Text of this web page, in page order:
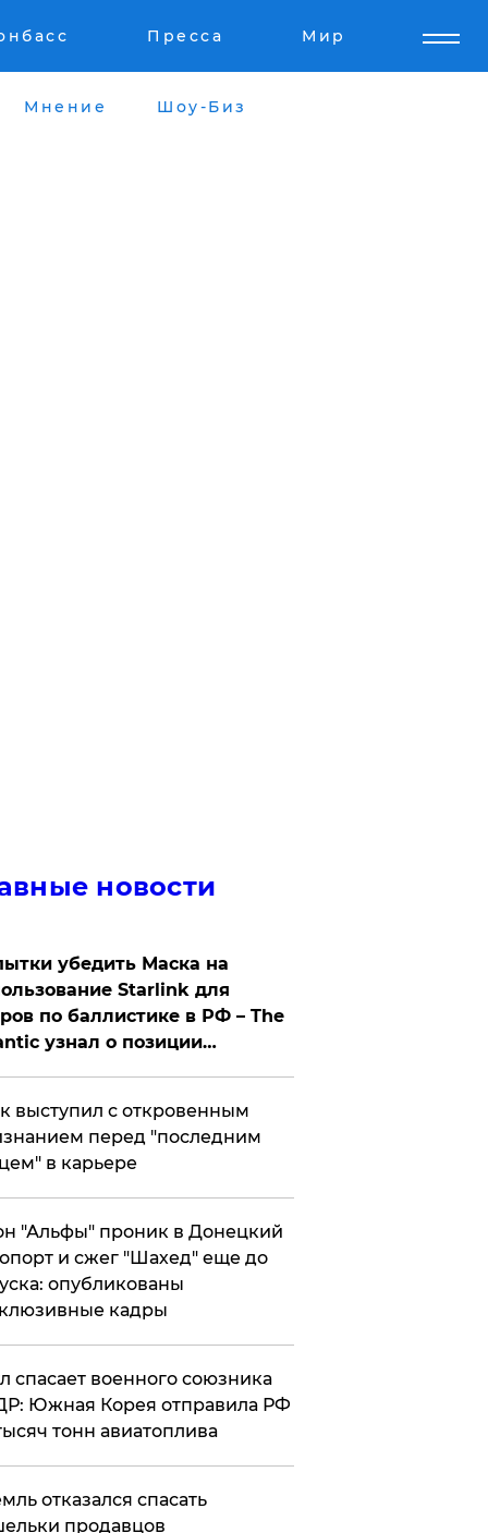
Пресса Мир
Мнение Шоу-Биз
новости
убедить Маска на
Starlink для
по баллистике в РФ – The
узнал о позиции
выступил с откровенным
перед "последним
в карьере
"Альфы" проник в Донецкий
и сжег "Шахед" еще до
опубликованы
кадры
спасает военного союзника
Южная Корея отправила РФ
тонн авиатоплива
отказался спасать
продавцов